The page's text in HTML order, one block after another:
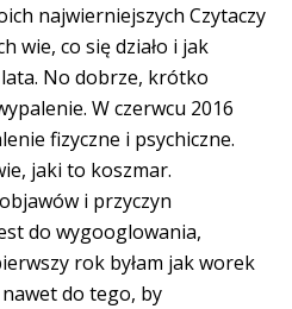
najwierniejszych Czytaczy
wie, co się działo i jak
No dobrze, krótko
W czerwcu 2016
fizyczne i psychiczne.
jaki to koszmar.
i przyczyn
do wygooglowania,
rok byłam jak worek
do tego, by